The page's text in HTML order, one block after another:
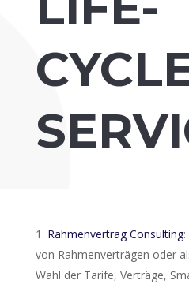
Rahmenvertrag Consulting:
von Rahmenverträgen oder
Wahl der Tarife, Verträge,